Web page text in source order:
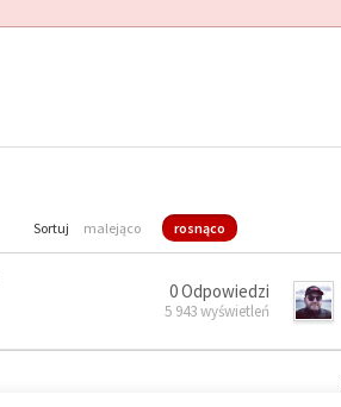
Sortuj malejąco rosnąco
0 Odpowiedzi
5 943 wyświetleń